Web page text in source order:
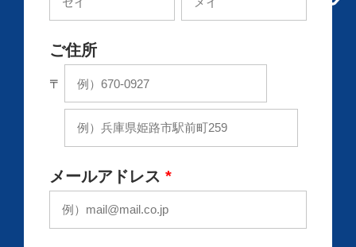
ご住所
〒
メールアドレス *